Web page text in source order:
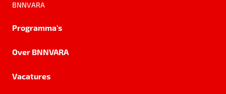
BNNVARA
Programma's
Over BNNVARA
Vacatures